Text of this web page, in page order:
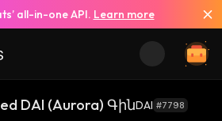
all-in-one API. Learn more
DAI (Aurora) ԳինDAI #7798